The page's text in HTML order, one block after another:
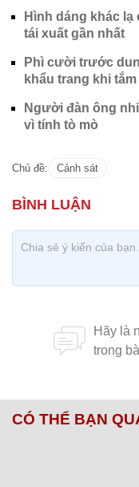
Hình dáng khác
tái xuất gần nhất
Phì cười trước
khẩu trang khi
Người đàn ông
vì tính tò mò
Chủ đề: Cảnh sát
CÓ THỂ BẠN